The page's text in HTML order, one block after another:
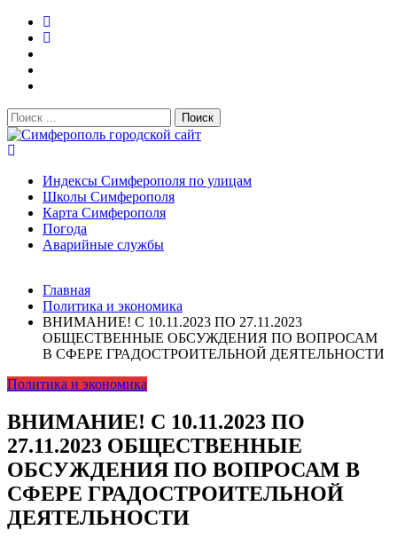
Поиск:
Индексы Симферополя по улицам
Школы Симферополя
Карта Симферополя
Погода
Аварийные службы
После атаки БПЛА на поезд Москва–Симферополь в
Крыму эвакуировали всех пассажиро...08.06.2026
Услуги дератизации в Симферополе и Крыму — цены,
гарантия, выезд в день обращени...01.04.2026
средства на программу социальн...
время...26.02.2026
В Симферополе очищают реку Салгир: работы ведутся
от Потёмкинской до Гагарина...05.09.2025
Главная
Политика и экономика
ВНИМАНИЕ! С 10.11.2023 ПО 27.11.2023
ОБЩЕСТВЕННЫЕ ОБСУЖДЕНИЯ ПО ВОПРОСАМ
В СФЕРЕ ГРАДОСТРОИТЕЛЬНОЙ ДЕЯТЕЛЬНОСТИ
Политика и экономика
ВНИМАНИЕ! С 10.11.2023 ПО
27.11.2023 ОБЩЕСТВЕННЫЕ
ОБСУЖДЕНИЯ ПО ВОПРОСАМ В
СФЕРЕ ГРАДОСТРОИТЕЛЬНОЙ
ДЕЯТЕЛЬНОСТИ